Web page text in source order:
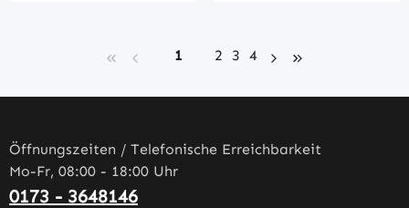
Seite
1 Seite
2 Seite
3 Seite
4
Öffnungszeiten / Telefonische Erreichbarkeit
Mo-Fr, 08:00 - 18:00 Uhr
0173 - 3648146